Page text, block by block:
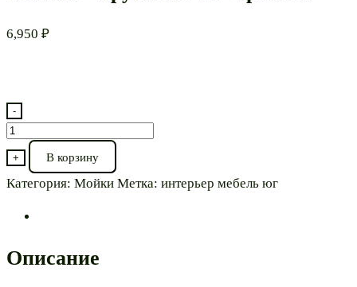
6,950 ₽
-
Количество
товара
Мойка⭐”Круглая
S-
+ В корзину
Категория: Мойки Метка: интерьер мебель юг
Описание